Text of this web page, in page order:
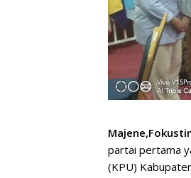
partai pertama
(KPU)